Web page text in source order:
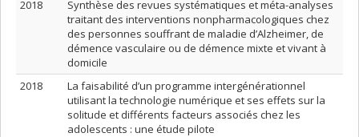
2018
Synthèse des revues systématiques et méta-analyses
traitant des interventions nonpharmacologiques chez
des personnes souffrant de maladie d’Alzheimer, de
démence vasculaire ou de démence mixte et vivant à
domicile
2018
La faisabilité d’un programme intergénérationnel
utilisant la technologie numérique et ses effets sur la
solitude et différents facteurs associés chez les
adolescents : une étude pilote